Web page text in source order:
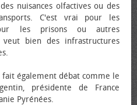
nuisances olfactives ou des
C'est vrai pour les
les prisons ou autres
veut bien des infrastructures
également débat comme le
présidente de France
Pyrénées.